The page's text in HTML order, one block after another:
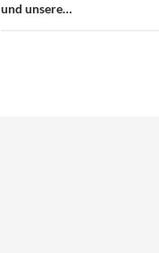
und unsere…